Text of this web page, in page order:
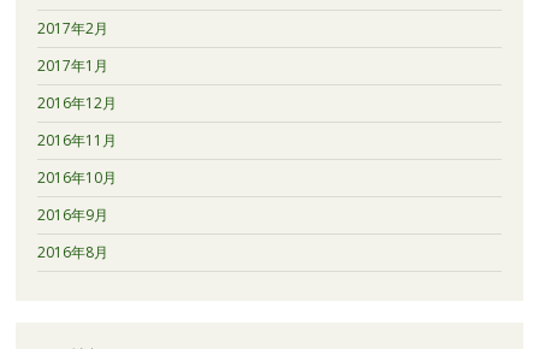
2017年2月
2017年1月
2016年12月
2016年11月
2016年10月
2016年9月
2016年8月